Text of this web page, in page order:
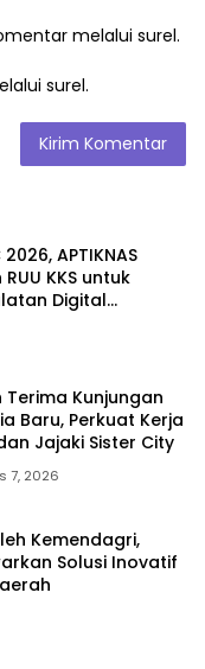
melalui surel.
surel.
APTIKNAS
KKS untuk
Digital
Kunjungan
Baru, Perkuat Kerja
Jajaki Sister City
7, 2026
Kemendagri,
Solusi Inovatif